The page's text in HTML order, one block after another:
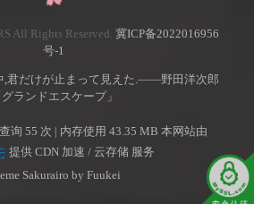
All Rights Reserved. 冀ICP备2022016956
号-1
,君だけが止まって見えた.——野田洋次郎
グランドエスケープ」
询 55 次 | 内存使用 43.35 MB 本网站由
提供 CDN 加速 / 云存储 服务
Sakurairo by Fuukei